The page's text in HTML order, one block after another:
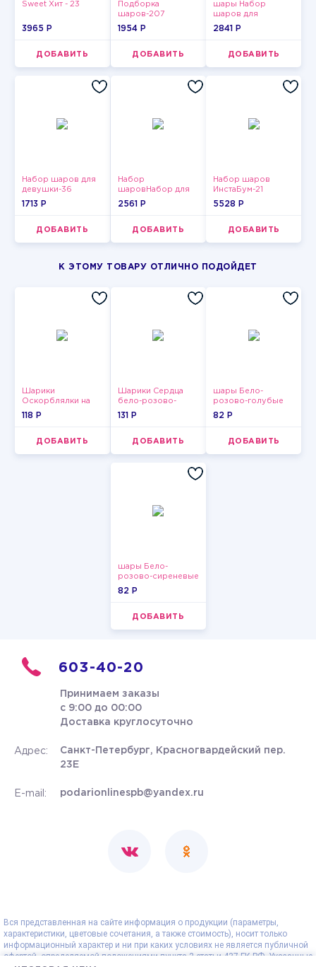
Sweet Хит - 23
3965 P
ДОБАВИТЬ
Подборка
шаров-207
1954 P
ДОБАВИТЬ
шары Набор
шаров для
девушки-5
2841 P
ДОБАВИТЬ
Набор шаров для
девушки-36
1713 P
ДОБАВИТЬ
Набор
шаровНабор для
мужчин-11
2561 P
ДОБАВИТЬ
Набор шаров
ИнстаБум-21
5528 P
ДОБАВИТЬ
К ЭТОМУ ТОВАРУ ОТЛИЧНО ПОДОЙДЕТ
Шарики
Оскорблялки на
день рождения для
118 P
ДОБАВИТЬ
Шарики Сердца
бело-розово-
красные
131 P
ДОБАВИТЬ
шары Бело-
розово-голубые
пастельные
82 P
ДОБАВИТЬ
шары Бело-
розово-сиреневые
пастельные
82 P
ДОБАВИТЬ
603-40-20
Принимаем заказы
с 9:00 до 00:00
Доставка круглосуточно
Адрес:
Санкт-Петербург, Красногвардейский пер.
23Е
E-mail: podarionlinespb@yandex.ru
Вся представленная на сайте информация о продукции (параметры,
характеристики, цветовые сочетания, а также стоимость), носит только
информационный характер и ни при каких условиях не является публичной
офертой, определяемой положениями пункта 2 статьи 437 ГК РФ. Указанные